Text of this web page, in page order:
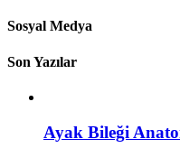
Sosyal Medya
Son Yazılar
Ayak Bileği